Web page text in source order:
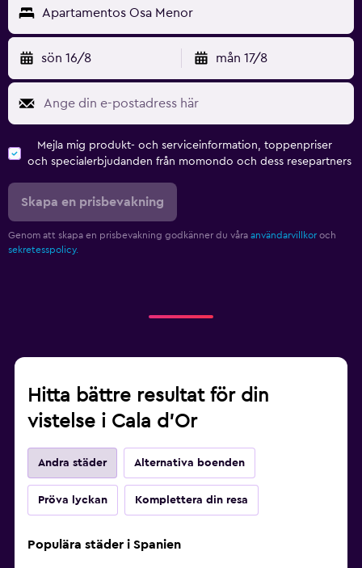
Apartamentos Osa Menor
sön 16/8 mån 17/8
Mejla mig produkt- och serviceinformation, toppenpriser
och specialerbjudanden från momondo och dess resepartners
Skapa en prisbevakning
Genom att skapa en prisbevakning godkänner du våra användarvillkor och
sekretesspolicy.
Hitta bättre resultat för din
vistelse i Cala d'Or
Andra städer Alternativa boenden
Pröva lyckan Komplettera din resa
Populära städer i Spanien